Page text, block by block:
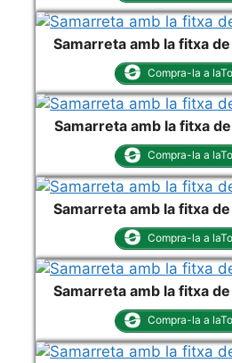
Samarreta amb la fitxa
Compra-la a
Samarreta amb la fitxa
Compra-la a
Samarreta amb la fitxa
Compra-la a
Samarreta amb la fitxa
Compra-la a